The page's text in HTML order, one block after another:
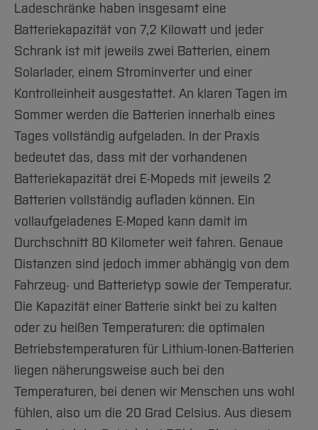
Ladeschränke haben insgesamt eine
Batteriekapazität von 7,2 Kilowatt und jeder
Schrank ist mit jeweils zwei Batterien, einem
Solarlader, einem Strominverter und einer
Kontrolleinheit ausgestattet. An klaren Tagen im
Sommer werden die Batterien innerhalb eines
Tages vollständig aufgeladen. In der Praxis
bedeutet das, dass mit der vorhandenen
Batteriekapazität drei E-Mopeds mit jeweils 2
Batterien vollständig aufladen können. Ein
vollaufgeladenes E-Moped kann damit im
Durchschnitt 80 Kilometer weit fahren. Genaue
Distanzen sind jedoch immer abhängig von dem
Fahrzeug- und Batterietyp sowie der Temperatur.
Die Kapazität einer Batterie sinkt bei zu kalten
oder zu heißen Temperaturen: die optimalen
Betriebstemperaturen für Lithium-Ionen-Batterien
liegen näherungsweise auch bei den
Temperaturen, bei denen wir Menschen uns wohl
fühlen, also um die 20 Grad Celsius. Aus diesem